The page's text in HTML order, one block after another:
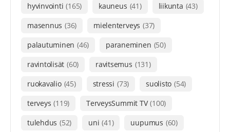
hyvinvointi (165) kauneus (41) liikunta (43)
masennus (36) mielenterveys (37)
palautuminen (46) paraneminen (50)
ravintolisät (60) ravitsemus (131)
ruokavalio (45) stressi (73) suolisto (54)
terveys (119) TerveysSummit TV (100)
tulehdus (52) uni (41) uupumus (60)